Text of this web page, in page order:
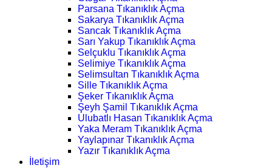
Parsana Tıkanıklık Açma
Sakarya Tıkanıklık Açma
Sancak Tıkanıklık Açma
Sarı Yakup Tıkanıklık Açma
Selçuklu Tıkanıklık Açma
Selimiye Tıkanıklık Açma
Selimsultan Tıkanıklık Açma
Sille Tıkanıklık Açma
Şeker Tıkanıklık Açma
Şeyh Şamil Tıkanıklık Açma
Ulubatlı Hasan Tıkanıklık Açma
Yaka Meram Tıkanıklık Açma
Yaylapınar Tıkanıklık Açma
Yazır Tıkanıklık Açma
İletişim